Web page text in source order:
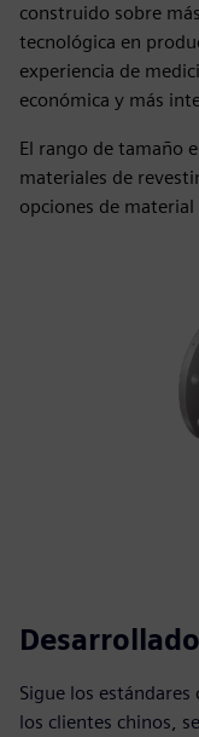
construido sobre
tecnológica en
experiencia de
económica y más
El rango de tamaño
materiales de
opciones de
Sigue los
los clientes chinos,